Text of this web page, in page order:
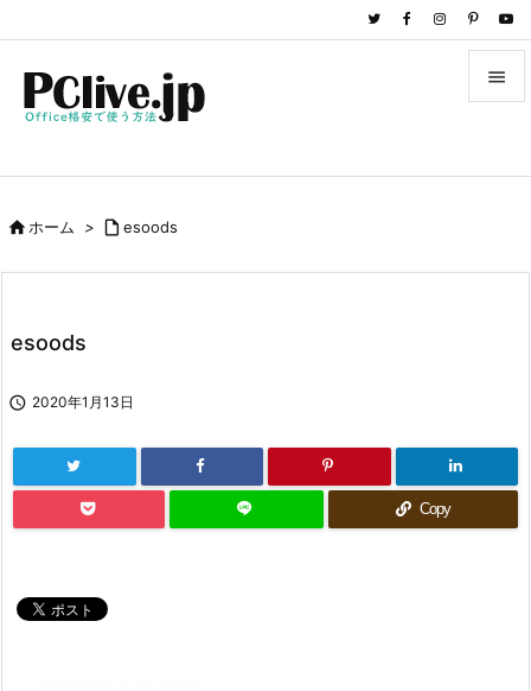

前へ
ホーム >  esoods
esoods
 2020年1月13日
Copy